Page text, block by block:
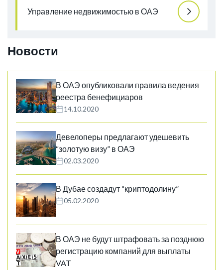
Управление недвижимостью в ОАЭ
Новости
В ОАЭ опубликовали правила ведения
реестра бенефициаров
14.10.2020
Девелоперы предлагают удешевить
“золотую визу” в ОАЭ
02.03.2020
В Дубае создадут “криптодолину”
05.02.2020
В ОАЭ не будут штрафовать за позднюю
регистрацию компаний для выплаты
VAT